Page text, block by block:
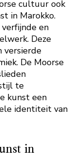
cultuur ook
in Marokko.
en
Deze
versierde
De Moorse
te
kunst een
identiteit van
in